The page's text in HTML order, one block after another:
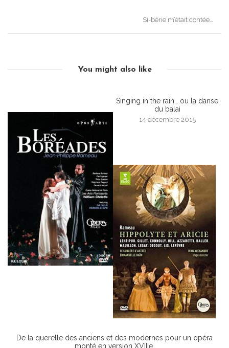
Si-bérie m’était contée…
You might also like
Singing in the rain… ou la danse
du balai
14 décembre 2015
De la querelle des anciens et des modernes pour un opéra
monté en version XVIIIe.